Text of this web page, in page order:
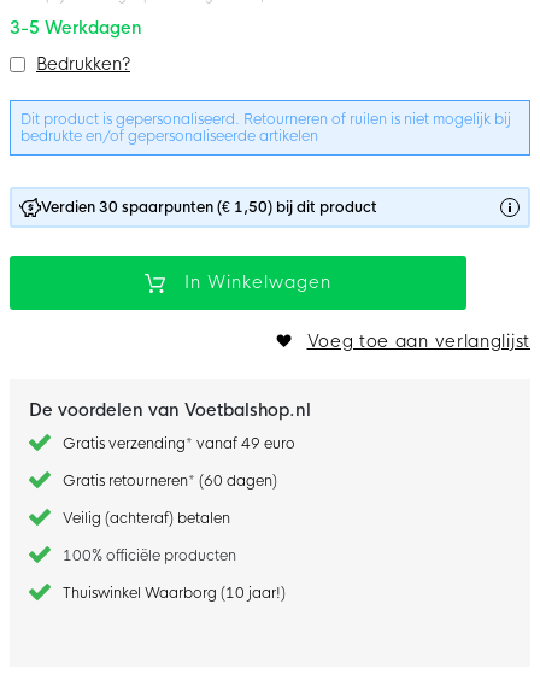
van
de
afbeeldingen-
gallerij
3-5 Werkdagen
Bundelopties
Bedrukken?
Dit product is gepersonaliseerd. Retourneren of ruilen is niet mogelijk bij
bedrukte en/of gepersonaliseerde artikelen
Verdien 30 spaarpunten (€ 1,50) bij dit product
In Winkelwagen
Voeg toe aan verlanglijst
De voordelen van Voetbalshop.nl
Gratis verzending* vanaf 49 euro
Gratis retourneren* (60 dagen)
Veilig (achteraf) betalen
100% officiële producten
Thuiswinkel Waarborg (10 jaar!)